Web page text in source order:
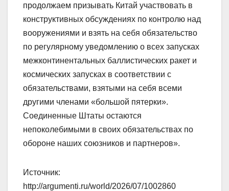
продолжаем призывать Китай участвовать в
конструктивных обсуждениях по контролю над
вооружениями и взять на себя обязательство
по регулярному уведомлению о всех запусках
межконтинентальных баллистических ракет и
космических запусках в соответствии с
обязательствами, взятыми на себя всеми
другими членами «большой пятерки».
Соединенные Штаты остаются
непоколебимыми в своих обязательствах по
обороне наших союзников и партнеров».
Источник:
http://argumenti.ru/world/2026/07/1002860